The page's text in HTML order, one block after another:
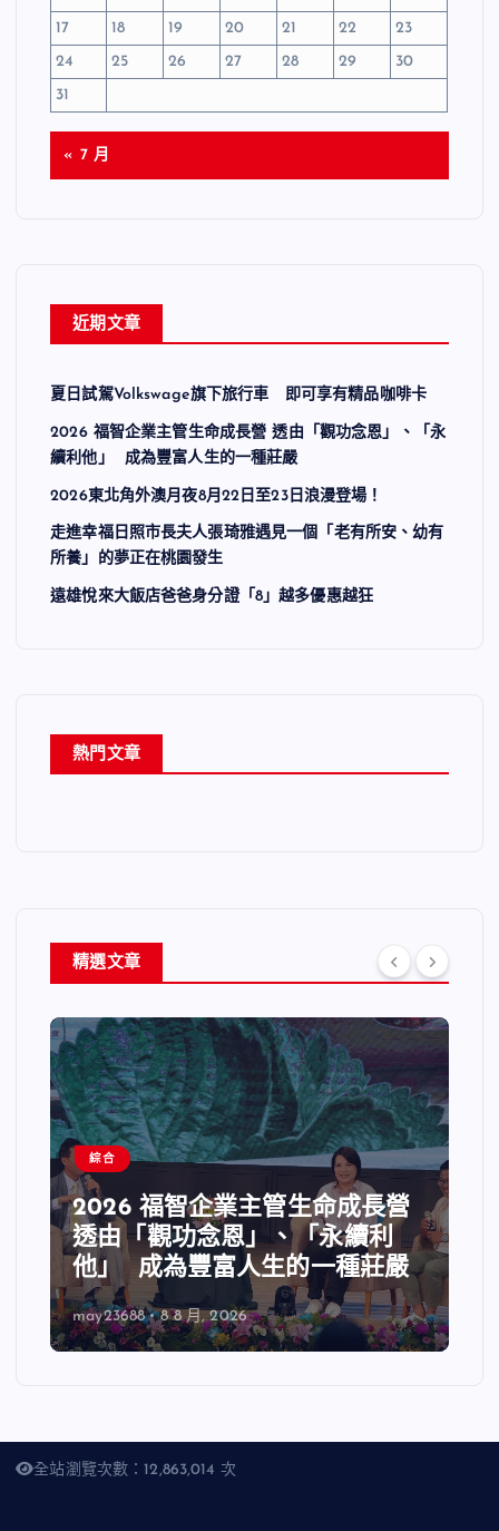
17
18 19 20 21 22
23
24
25 26 27 28 29
30
31
« 7 月
近期文章
夏日試駕Volkswage旗下旅行車 即可享有精品咖啡卡
2026 福智企業主管生命成長營 透由「觀功念恩」、「永
續利他」 成為豐富人生的一種莊嚴
2026東北角外澳月夜8月22日至23日浪漫登場！
走進幸福日照市長夫人張琦雅遇見一個「老有所安、幼有
所養」的夢正在桃園發生
遠雄悅來大飯店爸爸身分證「8」越多優惠越狂
熱門文章
精選文章
綜合
2026 福智企業主管生命成長營
透由「觀功念恩」、「永續利
他」 成為豐富人生的一種莊嚴
may23688 8 8 月, 2026
全站瀏覽次數：12,863,014 次